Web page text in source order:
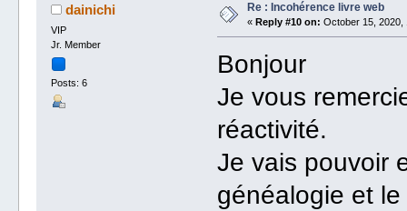
dainichi
VIP
Jr. Member
Posts: 6
Re : Incohérence livre web
« Reply #10 on: October 15, 2020,
Bonjour
Je vous
réactivité.
Je vais pouvoir
généalogie et